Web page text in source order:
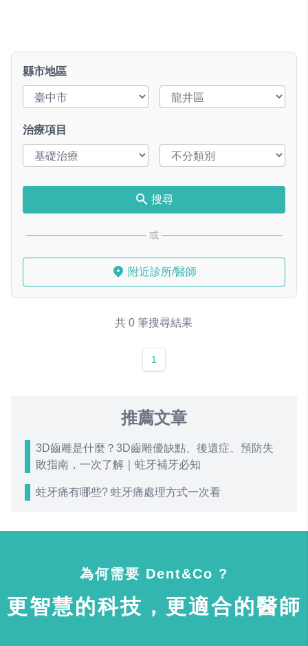
縣市地區
治療項目
搜尋
或
附近診所/醫師
共 0 筆搜尋結果
1
推薦文章
3D齒雕是什麼？3D齒雕優缺點、後遺症、預防失
敗指南，一次了解｜蛀牙補牙必知
蛀牙痛有哪些? 蛀牙痛處理方式一次看
為何需要 Dent&Co ?
更智慧的科技，更適合的醫師